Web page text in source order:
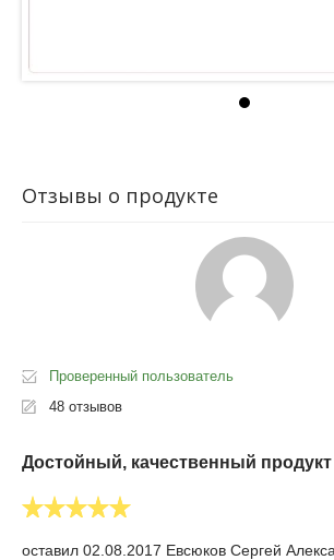
Отзывы о продукте
Проверенный пользователь
48 отзывов
Достойный, качественный продукт
оставил 02.08.2017 Евсюков Сергей